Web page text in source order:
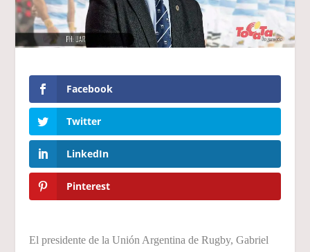
Facebook
Twitter
LinkedIn
Pinterest
El presidente de la Unión Argentina de Rugby, Gabriel